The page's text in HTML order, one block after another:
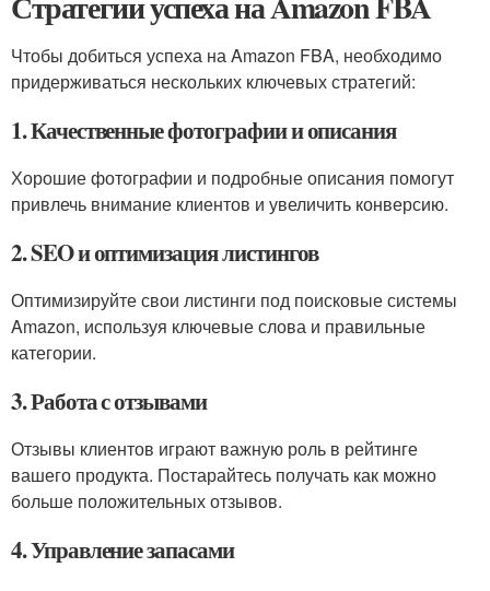
Чтобы добиться успеха на Amazon FBA, необходимо
придерживаться нескольких ключевых стратегий:
1. Качественные фотографии и описания
Хорошие фотографии и подробные описания помогут
привлечь внимание клиентов и увеличить конверсию.
2. SEO и оптимизация листингов
Оптимизируйте свои листинги под поисковые системы
Amazon, используя ключевые слова и правильные
категории.
3. Работа с отзывами
Отзывы клиентов играют важную роль в рейтинге
вашего продукта. Постарайтесь получать как можно
больше положительных отзывов.
4. Управление запасами